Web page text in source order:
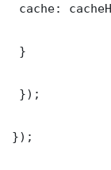
cache:
}
});
});